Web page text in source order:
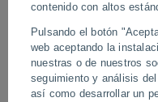
contenido con altos
Pulsando el botón
web aceptando la
nuestras o de nuestros
seguimiento y análisis
así como desarrollar un
¡Increíble
Varas, Chile! El
provocado
zona